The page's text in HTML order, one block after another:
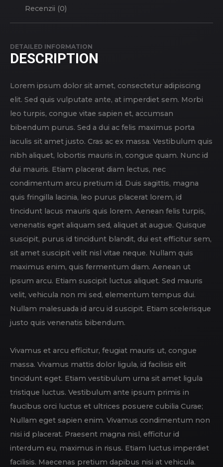
Recenzii (0)
DETAILED INFORMATION
DESCRIPTION
Lorem ipsum dolor sit amet, consectetur adipiscing
elit. Sed quis vulputate ante, at imperdiet sem. Morbi
leo turpis, congue vitae sapien et, accumsan
bibendum purus. Sed a dui ac felis maximus porta
iaculis sit amet justo. Cras ac ex massa. Vestibulum quis
nibh aliquet, lobortis mauris in, congue quam. Nunc id
dui mauris. Etiam placerat diam lectus, nec
condimentum arcu pretium id. Duis sagittis, magna
quis fringilla lacinia, leo purus placerat lorem, id
tincidunt lacus mauris quis lorem. Aenean felis turpis,
venenatis eget aliquam sed, aliquet at augue. Quisque
suscipit, purus id tincidunt blandit, dui est efficitur sem,
sit amet suscipit velit nisl vitae neque. Nullam quis
maximus enim, quis fermentum diam. Aenean ut
ipsum arcu. Etiam suscipit luctus aliquet. Sed mauris
velit, vehicula non mi sed, elementum tempus dui.
Nullam malesuada id arcu id suscipit. Etiam scelerisque
justo quis venenatis bibendum.
Vivamus et arcu efficitur, feugiat mauris ut, congue
massa. Vivamus mattis dolor ligula, id facilisis elit
tincidunt eget. Etiam vestibulum urna sit amet ligula
tristique luctus. Vestibulum ante ipsum primis in
faucibus orci luctus et ultrices posuere cubilia Curae;
Nullam eget sapien enim. Vivamus condimentum non
nisi id placerat. Praesent magna nisl, efficitur id
interdum eu, maximus in risus. Etiam luctus imperdiet
facilisis. Maecenas pretium dapibus nisi at vehicula.